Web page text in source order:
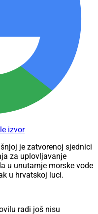
izvor
je zatvorenoj sjednici
za uplovljavanje
u unutarnje morske vode
u hrvatskoj luci.
radi još nisu